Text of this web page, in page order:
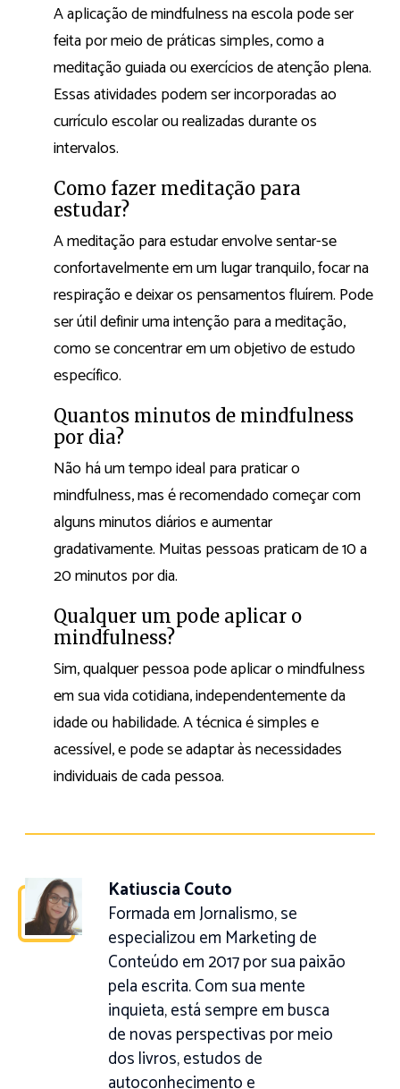
A aplicação de mindfulness na escola pode ser
feita por meio de práticas simples, como a
meditação guiada ou exercícios de atenção plena.
Essas atividades podem ser incorporadas ao
currículo escolar ou realizadas durante os
intervalos.
Como fazer meditação para
estudar?
A meditação para estudar envolve sentar-se
confortavelmente em um lugar tranquilo, focar na
respiração e deixar os pensamentos fluírem. Pode
ser útil definir uma intenção para a meditação,
como se concentrar em um objetivo de estudo
específico.
Quantos minutos de mindfulness
por dia?
Não há um tempo ideal para praticar o
mindfulness, mas é recomendado começar com
alguns minutos diários e aumentar
gradativamente. Muitas pessoas praticam de 10 a
20 minutos por dia.
Qualquer um pode aplicar o
mindfulness?
Sim, qualquer pessoa pode aplicar o mindfulness
em sua vida cotidiana, independentemente da
idade ou habilidade. A técnica é simples e
acessível, e pode se adaptar às necessidades
individuais de cada pessoa.
Katiuscia Couto
Formada em Jornalismo, se
especializou em Marketing de
Conteúdo em 2017 por sua paixão
pela escrita. Com sua mente
inquieta, está sempre em busca
de novas perspectivas por meio
dos livros, estudos de
autoconhecimento e